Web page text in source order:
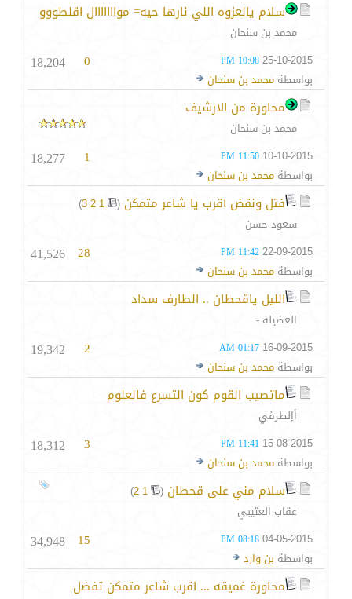
سلام يالعزوه اللي نارها حيه= موااااااال اقلطووو
محمد بن سنحان
25-10-2015
10:08 PM
بواسطة محمد بن سنحان
0
18,204
محاورة من الارشيف
محمد بن سنحان
10-10-2015
11:50 PM
بواسطة محمد بن سنحان
1
18,277
فتل ونقض اقرب يا شاعر متمكن (
1
2
3
)
سعود حسن
22-09-2015
11:42 PM
بواسطة محمد بن سنحان
28
41,526
الليل ياقحطان .. الطارف سداد
العضيله -
16-09-2015
01:17 AM
بواسطة محمد بن سنحان
2
19,342
ماتصيب القوم كون التسرع فالعلوم
أإلطرقي
15-08-2015
11:41 PM
بواسطة محمد بن سنحان
3
18,312
سلام مني على قحطان (
1
2
)
عقاب العتيبي
04-05-2015
08:18 PM
بواسطة بن وارد
15
34,948
محاورة غميقه ... اقرب شاعر متمكن تفضل